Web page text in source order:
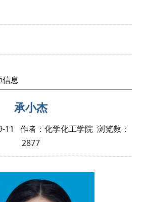
信息
承小杰
11 作者：化学化工学院 浏览数：
2877